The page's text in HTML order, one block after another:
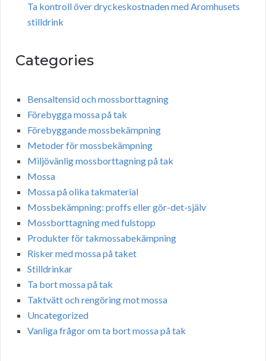
Ta kontroll över dryckeskostnaden med Aromhusets
stilldrink
Categories
Bensaltensid och mossborttagning
Förebygga mossa på tak
Förebyggande mossbekämpning
Metoder för mossbekämpning
Miljövänlig mossborttagning på tak
Mossa
Mossa på olika takmaterial
Mossbekämpning: proffs eller gör-det-själv
Mossborttagning med fulstopp
Produkter för takmossabekämpning
Risker med mossa på taket
Stilldrinkar
Ta bort mossa på tak
Taktvätt och rengöring mot mossa
Uncategorized
Vanliga frågor om ta bort mossa på tak